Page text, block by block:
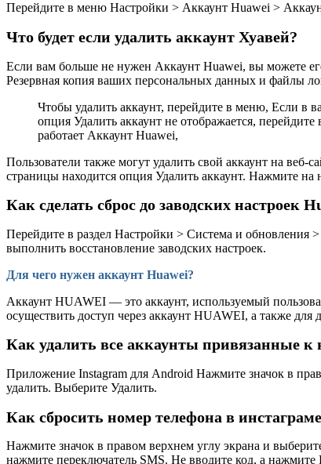
Перейдите в меню Настройки > Аккаунт Huawei >
Что будет если удалить аккаунт Хуавей?
Если вам больше не нужен Аккаунт Huawei, вы можете
Резервная копия ваших персональных данных и файлы
Чтобы удалить аккаунт, перейдите в меню, Если в
опция Удалить аккаунт не отображается,
работает Аккаунт Huawei,
Пользователи также могут удалить свой аккаунт на
страницы находится опция Удалить аккаунт. Нажмите на
Как сделать сброс до заводских настроек
Перейдите в раздел Настройки > Система и обновления
выполнить восстановление заводских настроек.
Для чего нужен аккаунт Huawei?
Аккаунт HUAWEI — это аккаунт, используемый
осуществить доступ через аккаунт HUAWEI, а также
Как удалить все аккаунты привязанные к
Приложение Instagram для Android Нажмите значок в
удалить. Выберите Удалить.
Как сбросить номер телефона в
Нажмите значок в правом верхнем углу экрана и
нажмите переключатель SMS. Не вводите код, а